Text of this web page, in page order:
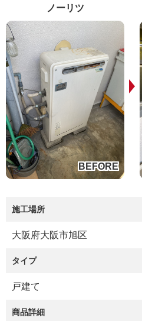
ノーリツ
施工場所
大阪府大阪市旭区
タイプ
戸建て
商品詳細